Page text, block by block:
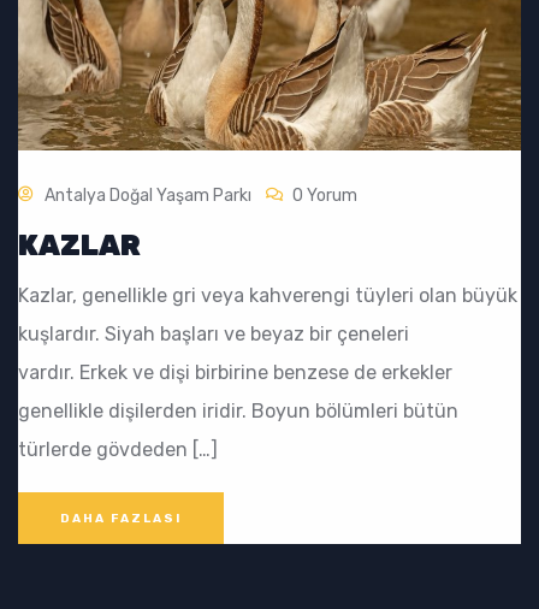
Antalya Doğal Yaşam Parkı 0 Yorum
KAZLAR
Kazlar, genellikle gri veya kahverengi tüyleri olan büyük
kuşlardır. Siyah başları ve beyaz bir çeneleri
vardır. Erkek ve dişi birbirine benzese de erkekler
genellikle dişilerden iridir. Boyun bölümleri bütün
türlerde gövdeden […]
DAHA FAZLASI